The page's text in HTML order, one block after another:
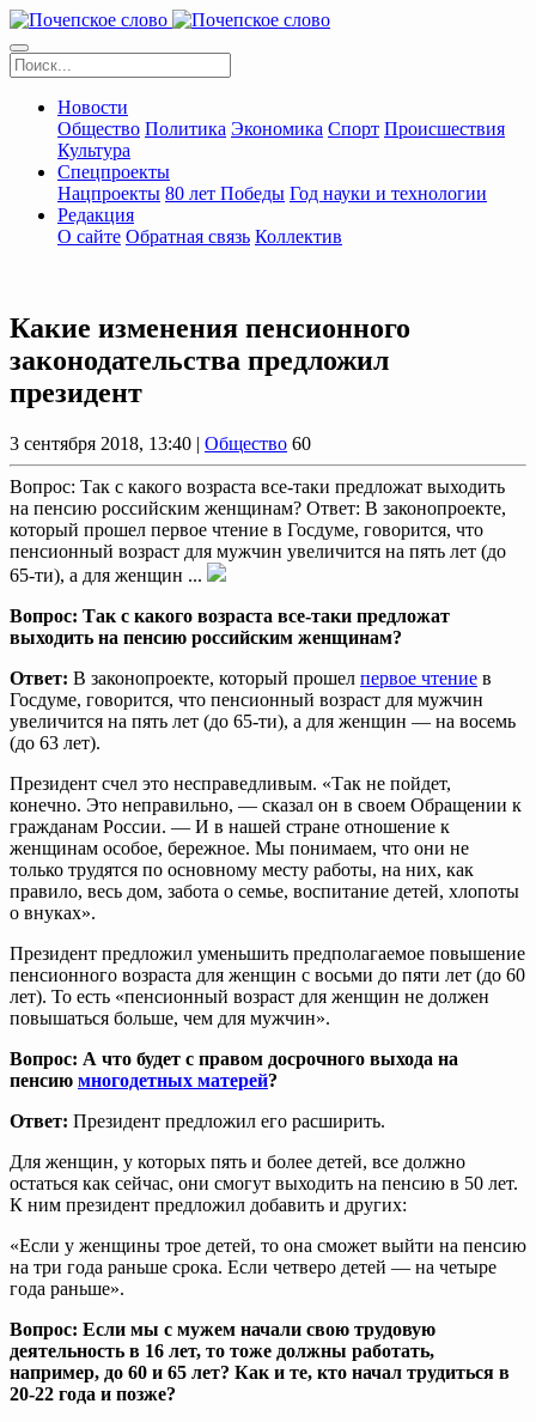
Новости
Общество Политика Экономика Спорт Происшествия
Культура
Спецпроекты
Нацпроекты 80 лет Победы Год науки и технологии
Редакция
О сайте Обратная связь Коллектив
Какие изменения пенсионного
законодательства предложил
президент
3 сентября 2018, 13:40 | Общество 60
Вопрос: Так с какого возраста все-таки предложат выходить
на пенсию российским женщинам? Ответ: В законопроекте,
который прошел первое чтение в Госдуме, говорится, что
пенсионный возраст для мужчин увеличится на пять лет (до
65-ти), а для женщин ...
Вопрос: Так с какого возраста все-таки предложат
выходить на пенсию российским женщинам?
Ответ: В законопроекте, который прошел первое чтение в
Госдуме, говорится, что пенсионный возраст для мужчин
увеличится на пять лет (до 65-ти), а для женщин — на восемь
(до 63 лет).
Президент счел это несправедливым. «Так не пойдет,
конечно. Это неправильно, — сказал он в своем Обращении к
гражданам России. — И в нашей стране отношение к
женщинам особое, бережное. Мы понимаем, что они не
только трудятся по основному месту работы, на них, как
правило, весь дом, забота о семье, воспитание детей, хлопоты
о внуках».
Президент предложил уменьшить предполагаемое повышение
пенсионного возраста для женщин с восьми до пяти лет (до 60
лет). То есть «пенсионный возраст для женщин не должен
повышаться больше, чем для мужчин».
Вопрос: А что будет с правом досрочного выхода на
пенсию многодетных матерей?
Ответ: Президент предложил его расширить.
Для женщин, у которых пять и более детей, все должно
остаться как сейчас, они смогут выходить на пенсию в 50 лет.
К ним президент предложил добавить и других:
«Если у женщины трое детей, то она сможет выйти на пенсию
на три года раньше срока. Если четверо детей — на четыре
года раньше».
Вопрос: Если мы с мужем начали свою трудовую
деятельность в 16 лет, то тоже должны работать,
например, до 60 и 65 лет? Как и те, кто начал трудиться в
20-22 года и позже?